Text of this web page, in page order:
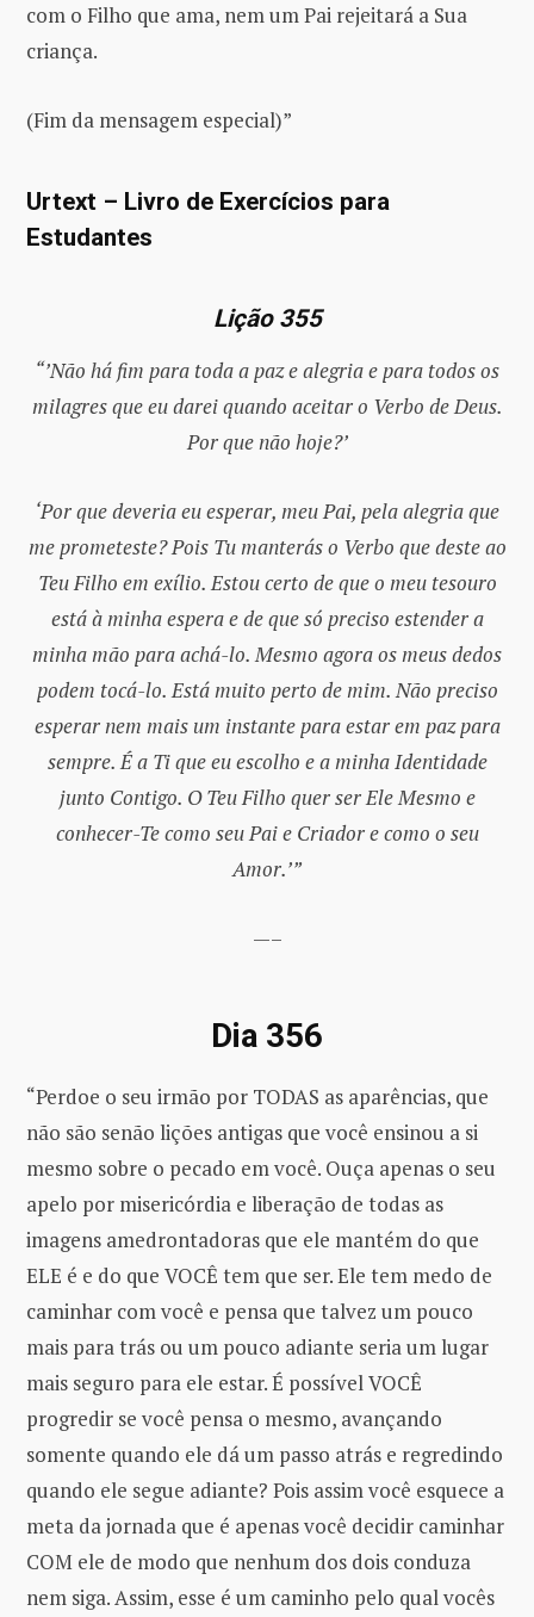
com o Filho que ama, nem um Pai rejeitará a Sua
criança.
(Fim da mensagem especial)”
Urtext – Livro de Exercícios para
Estudantes
Lição 355
“’Não há fim para toda a paz e alegria e para todos os
milagres que eu darei quando aceitar o Verbo de Deus.
Por que não hoje?’
‘Por que deveria eu esperar, meu Pai, pela alegria que
me prometeste? Pois Tu manterás o Verbo que deste ao
Teu Filho em exílio. Estou certo de que o meu tesouro
está à minha espera e de que só preciso estender a
minha mão para achá-lo. Mesmo agora os meus dedos
podem tocá-lo. Está muito perto de mim. Não preciso
esperar nem mais um instante para estar em paz para
sempre. É a Ti que eu escolho e a minha Identidade
junto Contigo. O Teu Filho quer ser Ele Mesmo e
conhecer-Te como seu Pai e Criador e como o seu
Amor.’”
—–
Dia 356
“Perdoe o seu irmão por TODAS as aparências, que
não são senão lições antigas que você ensinou a si
mesmo sobre o pecado em você. Ouça apenas o seu
apelo por misericórdia e liberação de todas as
imagens amedrontadoras que ele mantém do que
ELE é e do que VOCÊ tem que ser. Ele tem medo de
caminhar com você e pensa que talvez um pouco
mais para trás ou um pouco adiante seria um lugar
mais seguro para ele estar. É possível VOCÊ
progredir se você pensa o mesmo, avançando
somente quando ele dá um passo atrás e regredindo
quando ele segue adiante? Pois assim você esquece a
meta da jornada que é apenas você decidir caminhar
COM ele de modo que nenhum dos dois conduza
nem siga. Assim, esse é um caminho pelo qual vocês